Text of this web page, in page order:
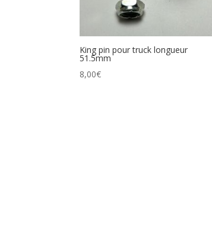
King pin pour truck longueur
51.5mm
8,00€